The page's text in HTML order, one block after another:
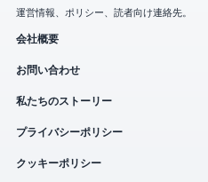
運営情報、ポリシー、読者向け連絡先。
会社概要
お問い合わせ
私たちのストーリー
プライバシーポリシー
クッキーポリシー